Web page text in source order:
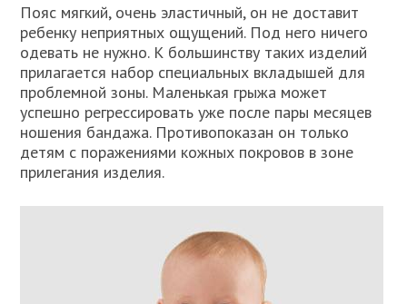
Пояс мягкий, очень эластичный, он не доставит
ребенку неприятных ощущений. Под него ничего
одевать не нужно. К большинству таких изделий
прилагается набор специальных вкладышей для
проблемной зоны. Маленькая грыжа может
успешно регрессировать уже после пары месяцев
ношения бандажа. Противопоказан он только
детям с поражениями кожных покровов в зоне
прилегания изделия.